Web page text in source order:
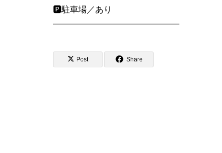
🅿️駐車場／あり
━━━━━━━━━━━━━━━
Post Share